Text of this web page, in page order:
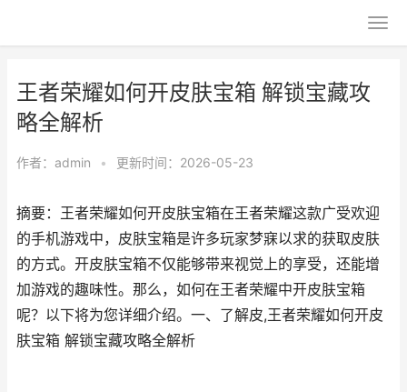
王者荣耀如何开皮肤宝箱 解锁宝藏攻
略全解析
作者： admin • 更新时间：2026-05-23
摘要：王者荣耀如何开皮肤宝箱在王者荣耀这款广受欢迎
的手机游戏中，皮肤宝箱是许多玩家梦寐以求的获取皮肤
的方式。开皮肤宝箱不仅能够带来视觉上的享受，还能增
加游戏的趣味性。那么，如何在王者荣耀中开皮肤宝箱
呢？以下将为您详细介绍。一、了解皮,王者荣耀如何开皮
肤宝箱 解锁宝藏攻略全解析